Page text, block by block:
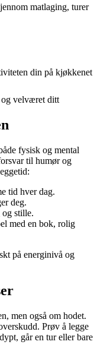
matlaging, turer
din på kjøkkenet
og velværet ditt
fysisk og mental
til humør og
tid hver dag.
deg.
stille.
med en bok, rolig
på energinivå og
men også om hodet.
Prøv å legge
går en tur eller bare